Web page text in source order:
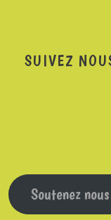
SUIVEZ
Soutenez nous